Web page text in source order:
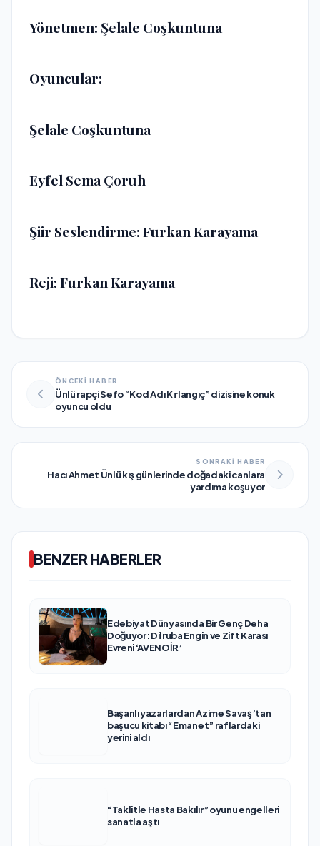
Yönetmen: Şelale Coşkuntuna
Oyuncular:
Şelale Coşkuntuna
Eyfel Sema Çoruh
Şiir Seslendirme: Furkan Karayama
Reji: Furkan Karayama
ÖNCEKİ HABER
Ünlü rapçi Sefo “Kod Adı Kırlangıç” dizisine konuk
oyuncu oldu
SONRAKİ HABER
Hacı Ahmet Ünlü kış günlerinde doğadaki canlara
yardıma koşuyor
BENZER HABERLER
Edebiyat Dünyasında Bir Genç Deha
Doğuyor: Dilruba Engin ve Zift Karası
Evreni ‘AVENOİR’
Başarılı yazarlardan Azime Savaş’tan
başucu kitabı “Emanet” raflardaki
yerini aldı
“Taklitle Hasta Bakılır” oyunu engelleri
sanatla aştı